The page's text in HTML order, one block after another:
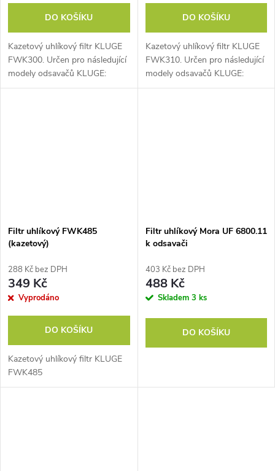
DO KOŠÍKU
Kazetový uhlíkový filtr KLUGE
FWK300. Určen pro následující
modely odsavačů KLUGE:
KOS9030BLG (instaluje se 1
DO KOŠÍKU
Kazetový uhlíkový filtr KLUGE
FWK310. Určen pro následující
modely odsavačů KLUGE:
KOT6002BLG (1 kus)
Filtr uhlíkový FWK485
(kazetový)
288 Kč bez DPH
349 Kč
Vyprodáno
DO KOŠÍKU
Kazetový uhlíkový filtr KLUGE
FWK485
Filtr uhlíkový Mora UF 6800.11
k odsavači
403 Kč bez DPH
488 Kč
Skladem 3 ks
DO KOŠÍKU